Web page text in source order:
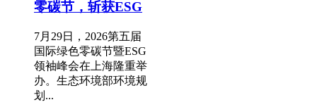
零碳节，斩获ESG
7月29日，2026第五届
国际绿色零碳节暨ESG
领袖峰会在上海隆重举
办。生态环境部环境规
划...